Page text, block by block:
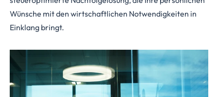
Wünsche mit den wirtschaftlichen Notwendigkeiten in
Einklang bringt.